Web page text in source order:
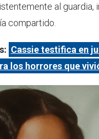
al guardia,
compartido.
Cassie testifica en
los horrores que